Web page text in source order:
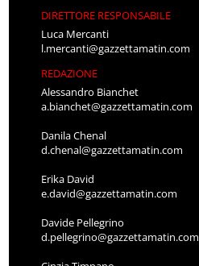
DIRETTORE RESPONSABILE
Luca Mercanti
l.mercanti@gazzettamatin.com
REDAZIONE
Alessandro Bianchet
a.bianchet@gazzettamatin.com
Danila Chenal
d.chenal@gazzettamatin.com
Erika David
e.david@gazzettamatin.com
Davide Pellegrino
d.pellegrino@gazzettamatin.com